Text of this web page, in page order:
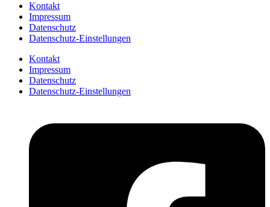
Kontakt
Impressum
Datenschutz
Datenschutz-Einstellungen
Kontakt
Impressum
Datenschutz
Datenschutz-Einstellungen